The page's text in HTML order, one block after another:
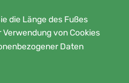
die Länge des Fußes
Verwendung von Cookies
Daten